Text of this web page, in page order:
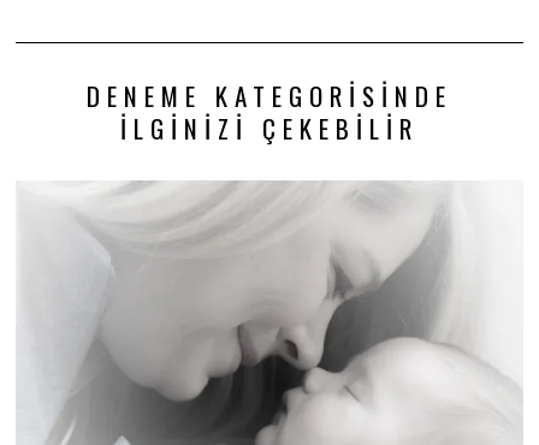
DENEME KATEGORISINDE
İLGINIZI ÇEKEBILIR